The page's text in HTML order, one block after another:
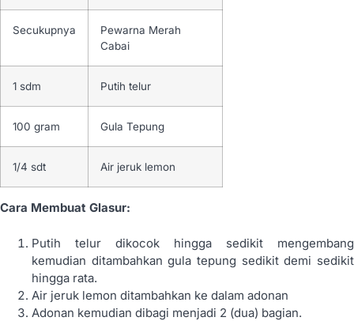
Secukupnya
Pewarna Merah
Cabai
1 sdm Putih telur
100 gram Gula Tepung
1/4 sdt Air jeruk lemon
Cara Membuat Glasur:
Putih telur dikocok hingga sedikit mengembang
kemudian ditambahkan gula tepung sedikit demi sedikit
hingga rata.
Air jeruk lemon ditambahkan ke dalam adonan
Adonan kemudian dibagi menjadi 2 (dua) bagian.